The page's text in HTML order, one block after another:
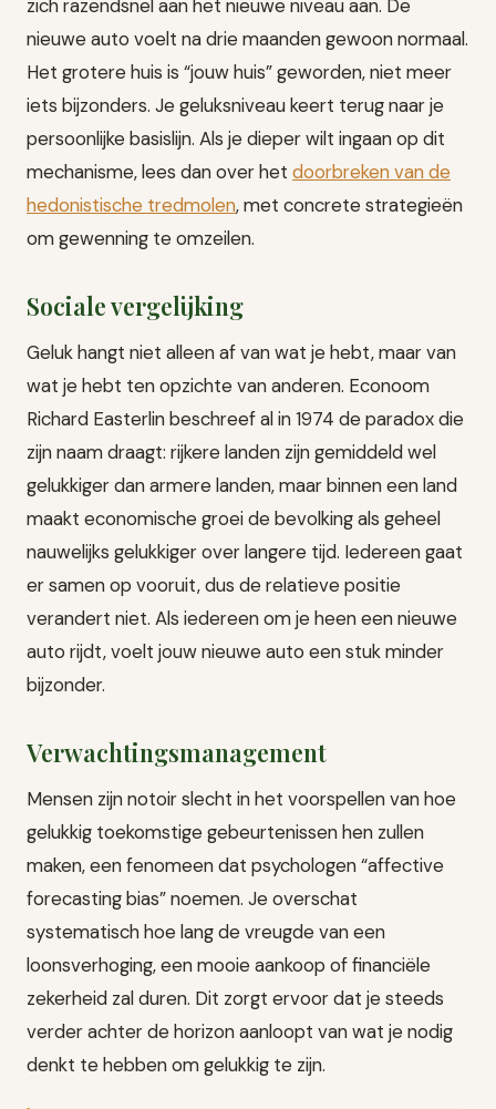
zich razendsnel aan het nieuwe niveau aan. De
nieuwe auto voelt na drie maanden gewoon normaal.
Het grotere huis is “jouw huis” geworden, niet meer
iets bijzonders. Je geluksniveau keert terug naar je
persoonlijke basislijn. Als je dieper wilt ingaan op dit
mechanisme, lees dan over het doorbreken van de
hedonistische tredmolen, met concrete strategieën
om gewenning te omzeilen.
Sociale vergelijking
Geluk hangt niet alleen af van wat je hebt, maar van
wat je hebt ten opzichte van anderen. Econoom
Richard Easterlin beschreef al in 1974 de paradox die
zijn naam draagt: rijkere landen zijn gemiddeld wel
gelukkiger dan armere landen, maar binnen een land
maakt economische groei de bevolking als geheel
nauwelijks gelukkiger over langere tijd. Iedereen gaat
er samen op vooruit, dus de relatieve positie
verandert niet. Als iedereen om je heen een nieuwe
auto rijdt, voelt jouw nieuwe auto een stuk minder
bijzonder.
Verwachtingsmanagement
Mensen zijn notoir slecht in het voorspellen van hoe
gelukkig toekomstige gebeurtenissen hen zullen
maken, een fenomeen dat psychologen “affective
forecasting bias” noemen. Je overschat
systematisch hoe lang de vreugde van een
loonsverhoging, een mooie aankoop of financiële
zekerheid zal duren. Dit zorgt ervoor dat je steeds
verder achter de horizon aanloopt van wat je nodig
denkt te hebben om gelukkig te zijn.